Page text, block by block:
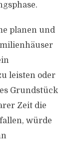
planen und
leisten oder
Grundstück
Zeit die
würde